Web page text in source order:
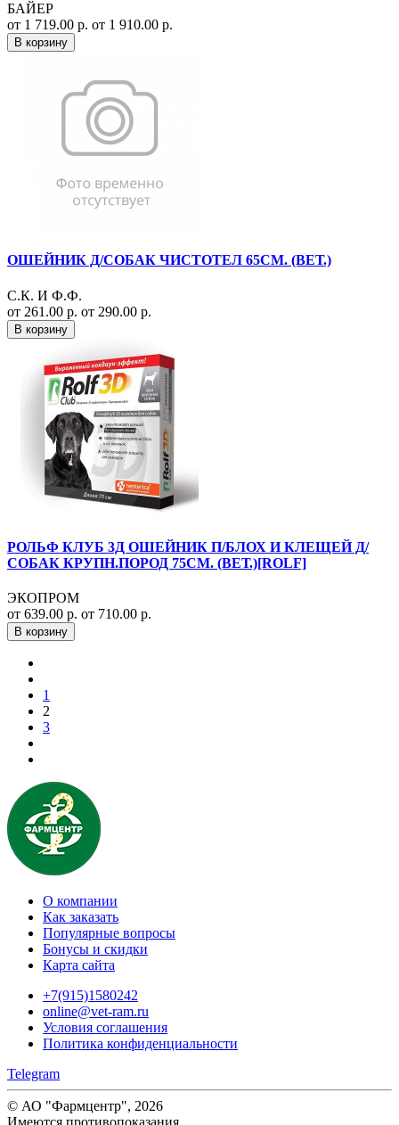
БАЙЕР
от 1 719.00 р. от 1 910.00 р.
В корзину
ОШЕЙНИК Д/СОБАК ЧИСТОТЕЛ 65СМ. (ВЕТ.)
С.К. И Ф.Ф.
от 261.00 р. от 290.00 р.
В корзину
РОЛЬФ КЛУБ 3Д ОШЕЙНИК П/БЛОХ И КЛЕЩЕЙ Д/
СОБАК КРУПН.ПОРОД 75СМ. (ВЕТ.)[ROLF]
ЭКОПРОМ
от 639.00 р. от 710.00 р.
В корзину
1
2
3
О компании
Как заказать
Популярные вопросы
Бонусы и скидки
Карта сайта
+7(915)1580242
online@vet-ram.ru
Условия соглашения
Политика конфиденциальности
Telegram
© АО "Фармцентр", 2026